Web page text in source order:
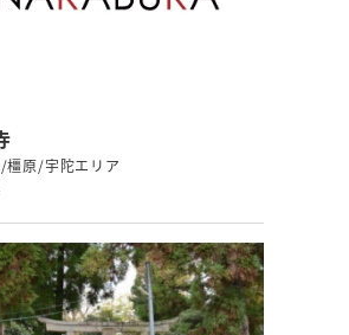
橿原/宇陀エリア